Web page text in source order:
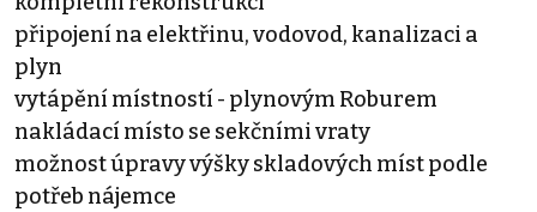
připojení na elektřinu, vodovod, kanalizaci a
plyn
vytápění místností - plynovým Roburem
nakládací místo se sekčními vraty
možnost úpravy výšky skladových míst podle
potřeb nájemce